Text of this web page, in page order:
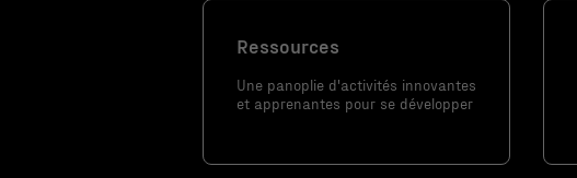
Ressources
Une panoplie d'activités innovantes
et apprenantes pour se développer
facultatifs. Ils
sont
fonctionnement